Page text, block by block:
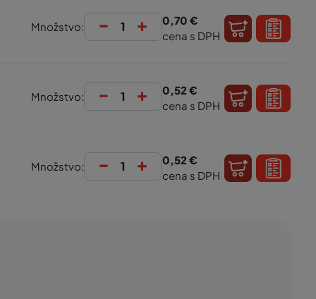
Množstvo: - +
0,70 €
cena s DPH
Množstvo: - +
0,52 €
cena s DPH
Množstvo: - +
0,52 €
cena s DPH